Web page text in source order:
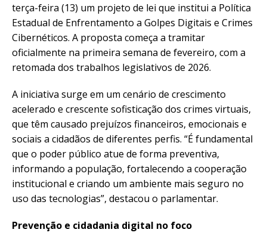
terça-feira (13) um projeto de lei que institui a Política
Estadual de Enfrentamento a Golpes Digitais e Crimes
Cibernéticos. A proposta começa a tramitar
oficialmente na primeira semana de fevereiro, com a
retomada dos trabalhos legislativos de 2026.
A iniciativa surge em um cenário de crescimento
acelerado e crescente sofisticação dos crimes virtuais,
que têm causado prejuízos financeiros, emocionais e
sociais a cidadãos de diferentes perfis. “É fundamental
que o poder público atue de forma preventiva,
informando a população, fortalecendo a cooperação
institucional e criando um ambiente mais seguro no
uso das tecnologias”, destacou o parlamentar.
Prevenção e cidadania digital no foco